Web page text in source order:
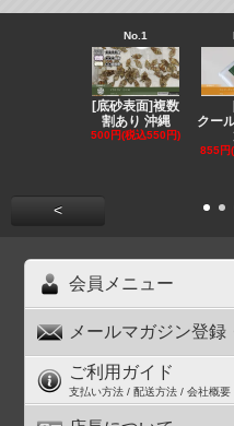
No.1
[底砂表面]複数
割あり 沖縄
500円(税込550円)
クー
855円
<
会員メニュー
メールマガジン登録
ご利用ガイド
支払い方法 / 配送方法 / 会社概要